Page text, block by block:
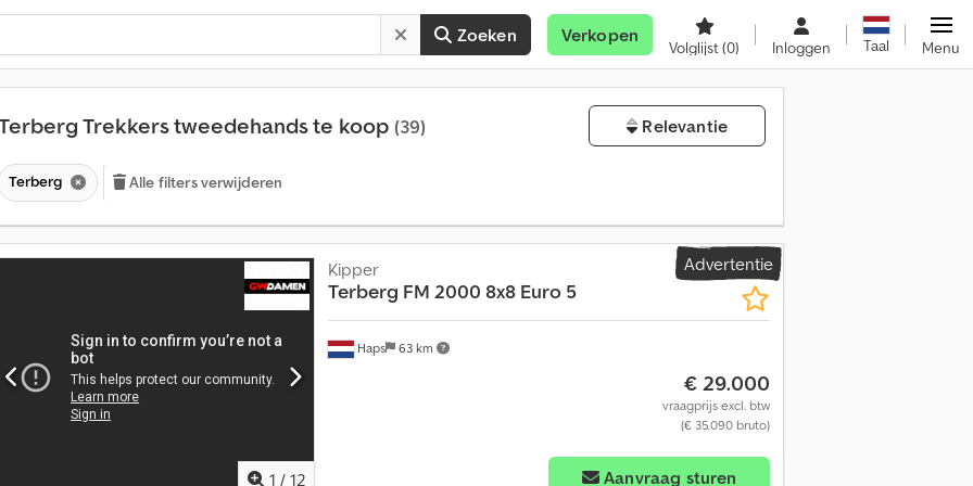
Zoeken Verkopen
Volglijst(0) Inloggen Taal Menu
Trekkers tweedehands te koop (39) Relevantie
Terberg Alle filters verwijderen
Advertentie
1 / 12
Haps 63 km
Kipper
Terberg FM 2000 8x8 Euro 5
€ 29.000
vraagprijs excl. btw
(€ 35.090 bruto)
Aanvraag sturen